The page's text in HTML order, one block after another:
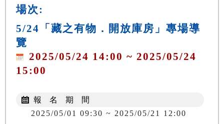
場次:
5/24「藏之有物．開放庫房」專場導
覽
2025/05/24 14:00 ~ 2025/05/24
15:00
報 名 期 間
2025/05/01 09:30 ~ 2025/05/21 12:00